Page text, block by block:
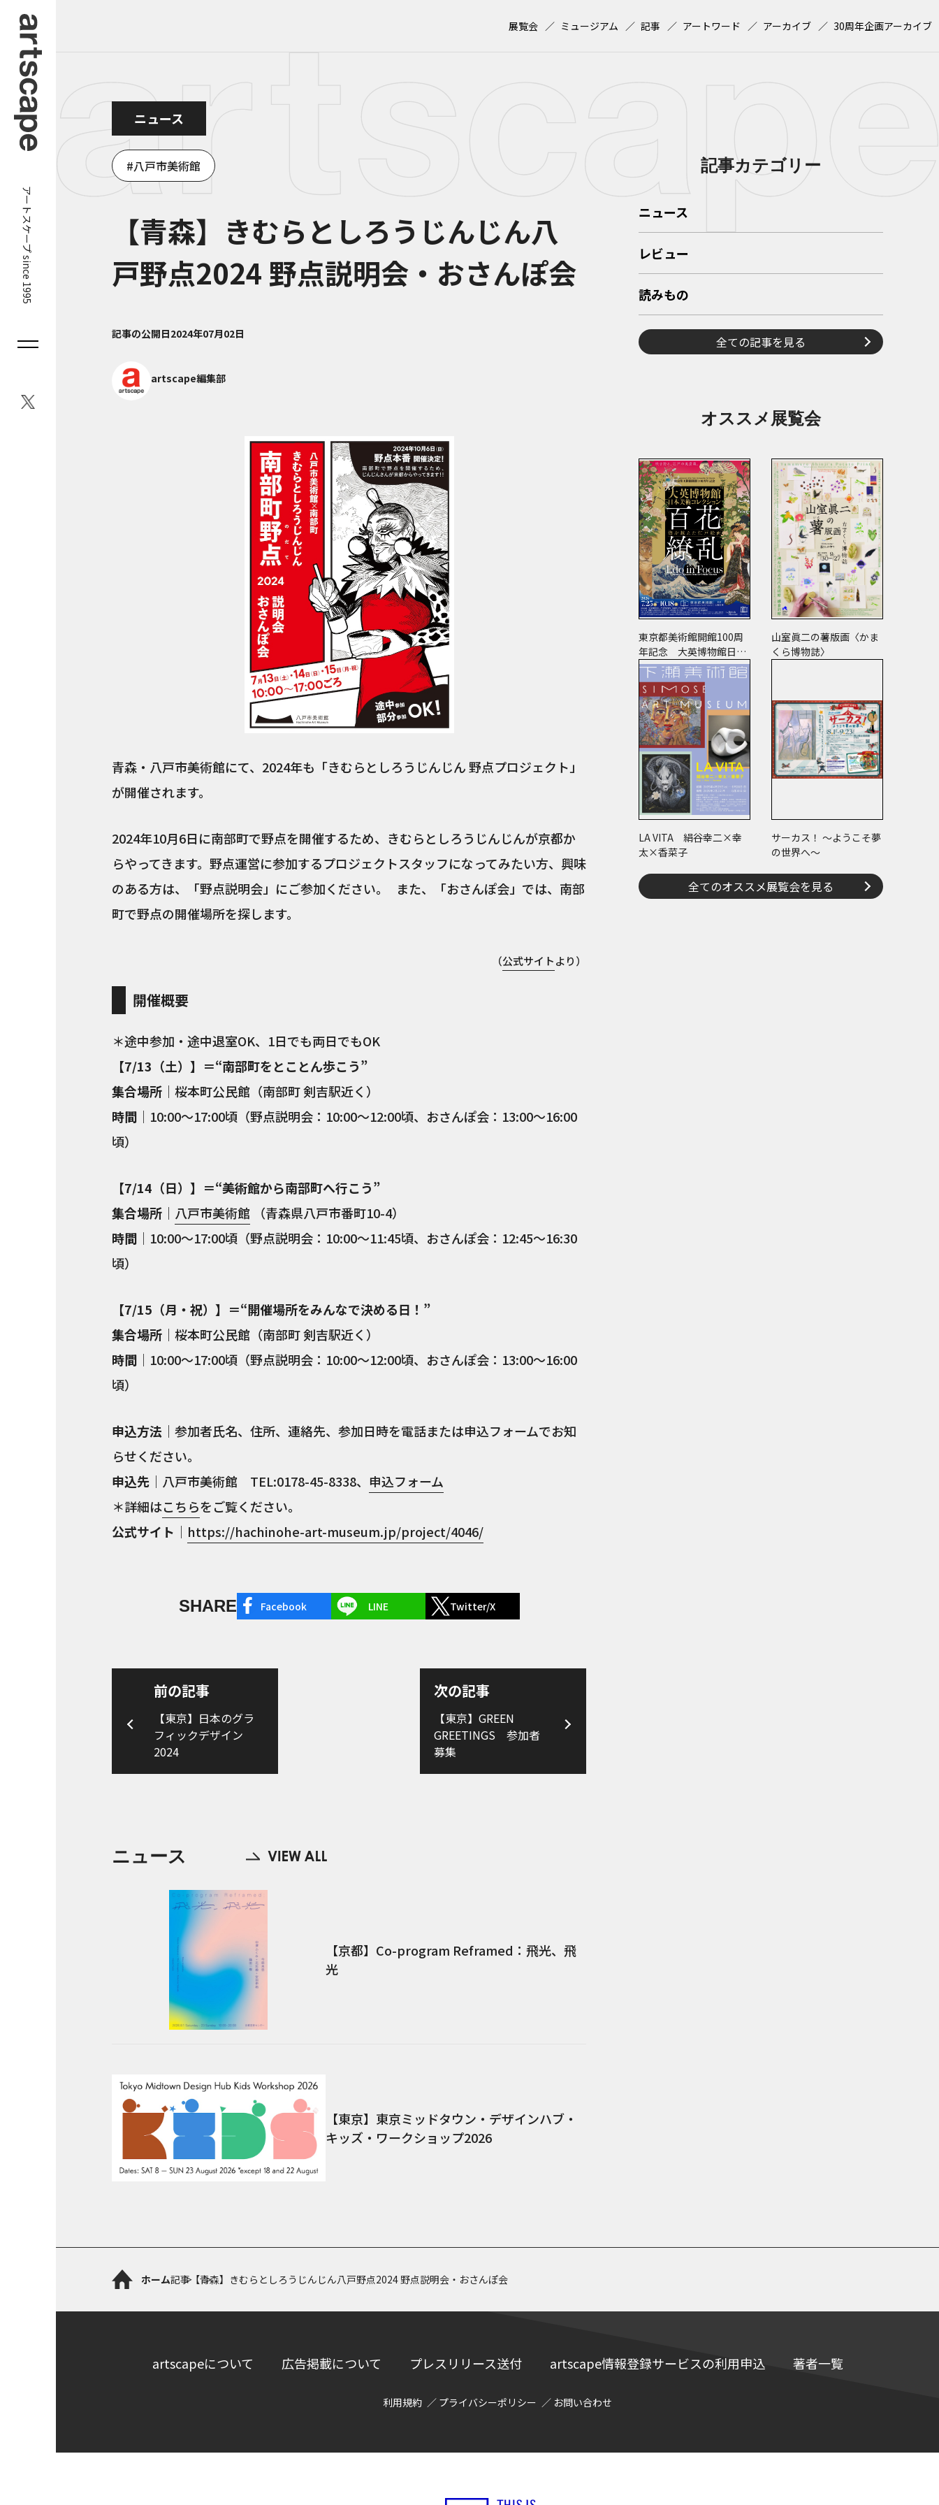
アートスケープ since 1995
展覧会 ミュージアム 記事 アートワード アーカイブ 30周年企画アーカイブ
ニュース
八戸市美術館
【青森】きむらとしろうじんじん八
戸野点2024 野点説明会・おさんぽ会
記事の公開日2024年07月02日
artscape編集部
青森・八戸市美術館にて、2024年も「きむらとしろうじんじん 野点プロジェクト」
が開催されます。
2024年10月6日に南部町で野点を開催するため、きむらとしろうじんじんが京都か
らやってきます。野点運営に参加するプロジェクトスタッフになってみたい方、興味
のある方は、「野点説明会」にご参加ください。 また、「おさんぽ会」では、南部
町で野点の開催場所を探します。
（公式サイトより）
開催概要
＊途中参加・途中退室OK、1日でも両日でもOK
【7/13（土）】＝“南部町をとことん歩こう”
集合場所 ｜桜本町公民館（南部町 剣吉駅近く）
時間 ｜10:00〜17:00頃（野点説明会：10:00〜12:00頃、おさんぽ会：13:00〜16:00
頃）
【7/14（日）】＝“美術館から南部町へ行こう”
集合場所 ｜ 八戸市美術館 （青森県八戸市番町10-4）
時間 ｜10:00〜17:00頃（野点説明会：10:00〜11:45頃、おさんぽ会：12:45〜16:30
頃）
【7/15（月・祝）】＝“開催場所をみんなで決める日！”
集合場所 ｜桜本町公民館（南部町 剣吉駅近く）
時間 ｜10:00〜17:00頃（野点説明会：10:00〜12:00頃、おさんぽ会：13:00〜16:00
頃）
申込方法 ｜参加者氏名、住所、連絡先、参加日時を電話または申込フォームでお知
らせください。
申込先 ｜八戸市美術館 TEL:0178-45-8338、 申込フォーム
＊詳細はこちらをご覧ください。
公式サイト ｜ https://hachinohe-art-museum.jp/project/4046/
SHARE Facebook LINE Twitter/X
前の記事
【東京】日本のグラ
フィックデザイン
2024
次の記事
【東京】GREEN
GREETINGS 参加者
募集
ニュース
【京都】Co-program Reframed：飛光、飛
光
【東京】東京ミッドタウン・デザインハブ・
キッズ・ワークショップ2026
記事カテゴリー
ニュース
レビュー
読みもの
全ての記事を見る
オススメ展覧会
東京都美術館開館100周
年記念 大英博物館日本
美術コレクション 百花
繚乱～海を越えた江戸絵
画
山室眞二の薯版画〈かま
くら博物誌〉
LA VITA 絹谷幸二×幸
太×香菜子
サーカス！ ～ようこそ夢
の世界へ～
全てのオススメ展覧会を見る
ホーム記事【青森】きむらとしろうじんじん八戸野点2024 野点説明会・おさんぽ会
artscapeについて 広告掲載について プレスリリース送付 artscape情報登録サービスの利用申込 著者一覧
利用規約 プライバシーポリシー お問い合わせ